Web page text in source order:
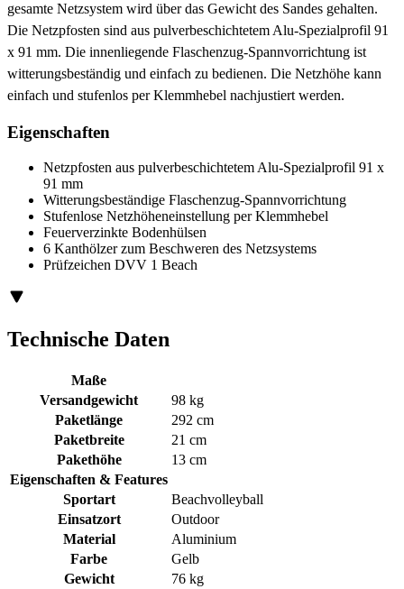
gesamte Netzsystem wird über das Gewicht des Sandes gehalten.
Die Netzpfosten sind aus pulverbeschichtetem Alu-Spezialprofil 91
x 91 mm. Die innenliegende Flaschenzug-Spannvorrichtung ist
witterungsbeständig und einfach zu bedienen. Die Netzhöhe kann
einfach und stufenlos per Klemmhebel nachjustiert werden.
Eigenschaften
Netzpfosten aus pulverbeschichtetem Alu-Spezialprofil 91 x
91 mm
Witterungsbeständige Flaschenzug-Spannvorrichtung
Stufenlose Netzhöheneinstellung per Klemmhebel
Feuerverzinkte Bodenhülsen
6 Kanthölzer zum Beschweren des Netzsystems
Prüfzeichen DVV 1 Beach
Technische Daten
Maße
Versandgewicht
98 kg
Paketlänge
292 cm
Paketbreite
21 cm
Pakethöhe
13 cm
Eigenschaften & Features
Sportart
Beachvolleyball
Einsatzort
Outdoor
Material
Aluminium
Farbe
Gelb
Gewicht
76 kg